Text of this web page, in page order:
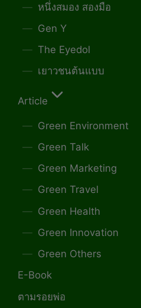
หนึ่งสมอง สองมือ
Gen Y
The Eyedol
เยาวชนต้นแบบ
Article
Green Environment
Green Talk
Green Marketing
Green Travel
Green Health
Green Innovation
Green Others
E-Book
ตามรอยพ่อ